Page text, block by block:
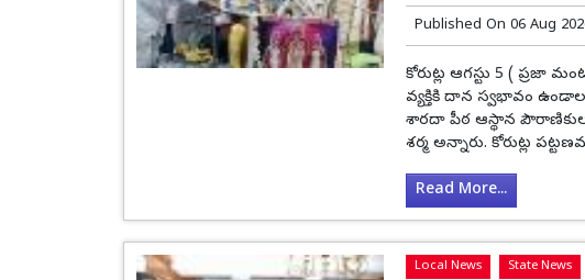
Published On 06 Aug
కోరుట్ల ఆగస్టు 5 ( ప్రజా
వ్యక్తికి దాన స్వభావం
శారదా పీఠ ఆస్థాన
శర్మ అన్నారు. కోరుట్ల
Read More...
Local News State News